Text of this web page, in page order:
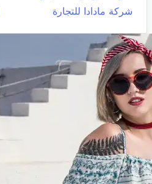
شركة مادادا للتجارة